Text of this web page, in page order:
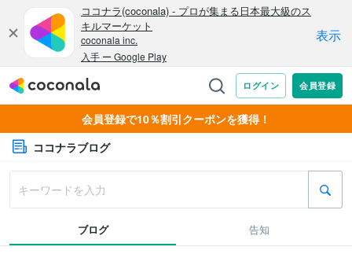
会員登録で10％割引クーポンを獲得！
ココナラブログ
ブログ 告知